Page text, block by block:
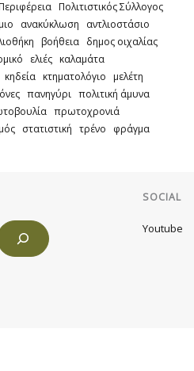
Περιφέρεια Πολιτιστικός Σύλλογος
ανακύκλωση
αντλιοστάσιο
βοήθεια δημος οιχαλίας
ελιές καλαμάτα
κηδεία κτηματολόγιο
μελέτη
πανηγύρι πολιτική άμυνα
πρωτοχρονιά
στατιστική τρένο
φράγμα
SOCIAL
Youtube